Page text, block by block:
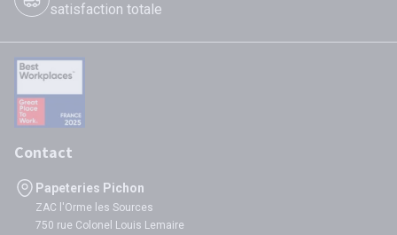
satisfaction totale
Contact
Papeteries Pichon
ZAC l'Orme les Sources
750 rue Colonel Louis Lemaire